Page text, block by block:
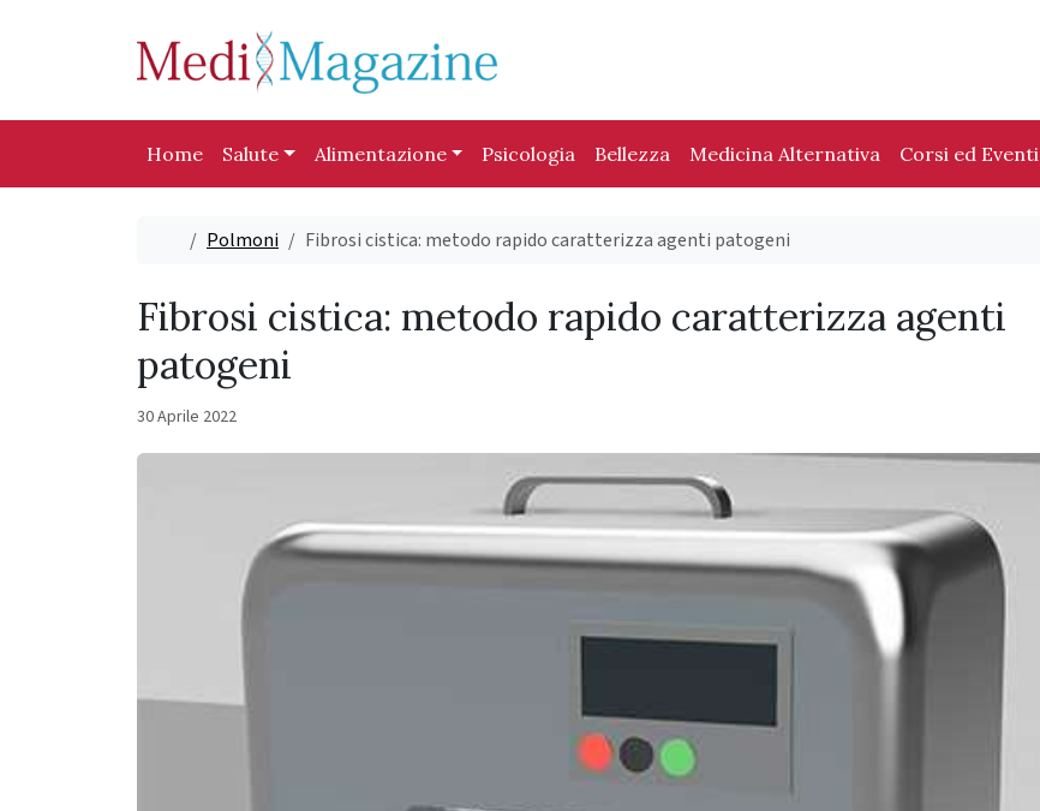
Home Salute Alimentazione Psicologia Bellezza Medicina Alternativa Corsi ed Eventi
HomePolmoni Fibrosi cistica: metodo rapido caratterizza agenti patogeni
Fibrosi cistica: metodo rapido caratterizza agenti
patogeni
30 Aprile 2022